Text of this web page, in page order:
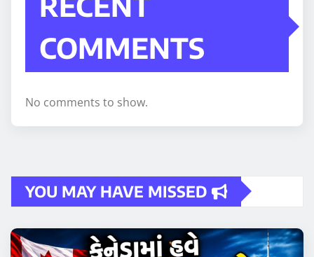
COMMENTS
No comments to show.
YOU MAY HAVE MISSED